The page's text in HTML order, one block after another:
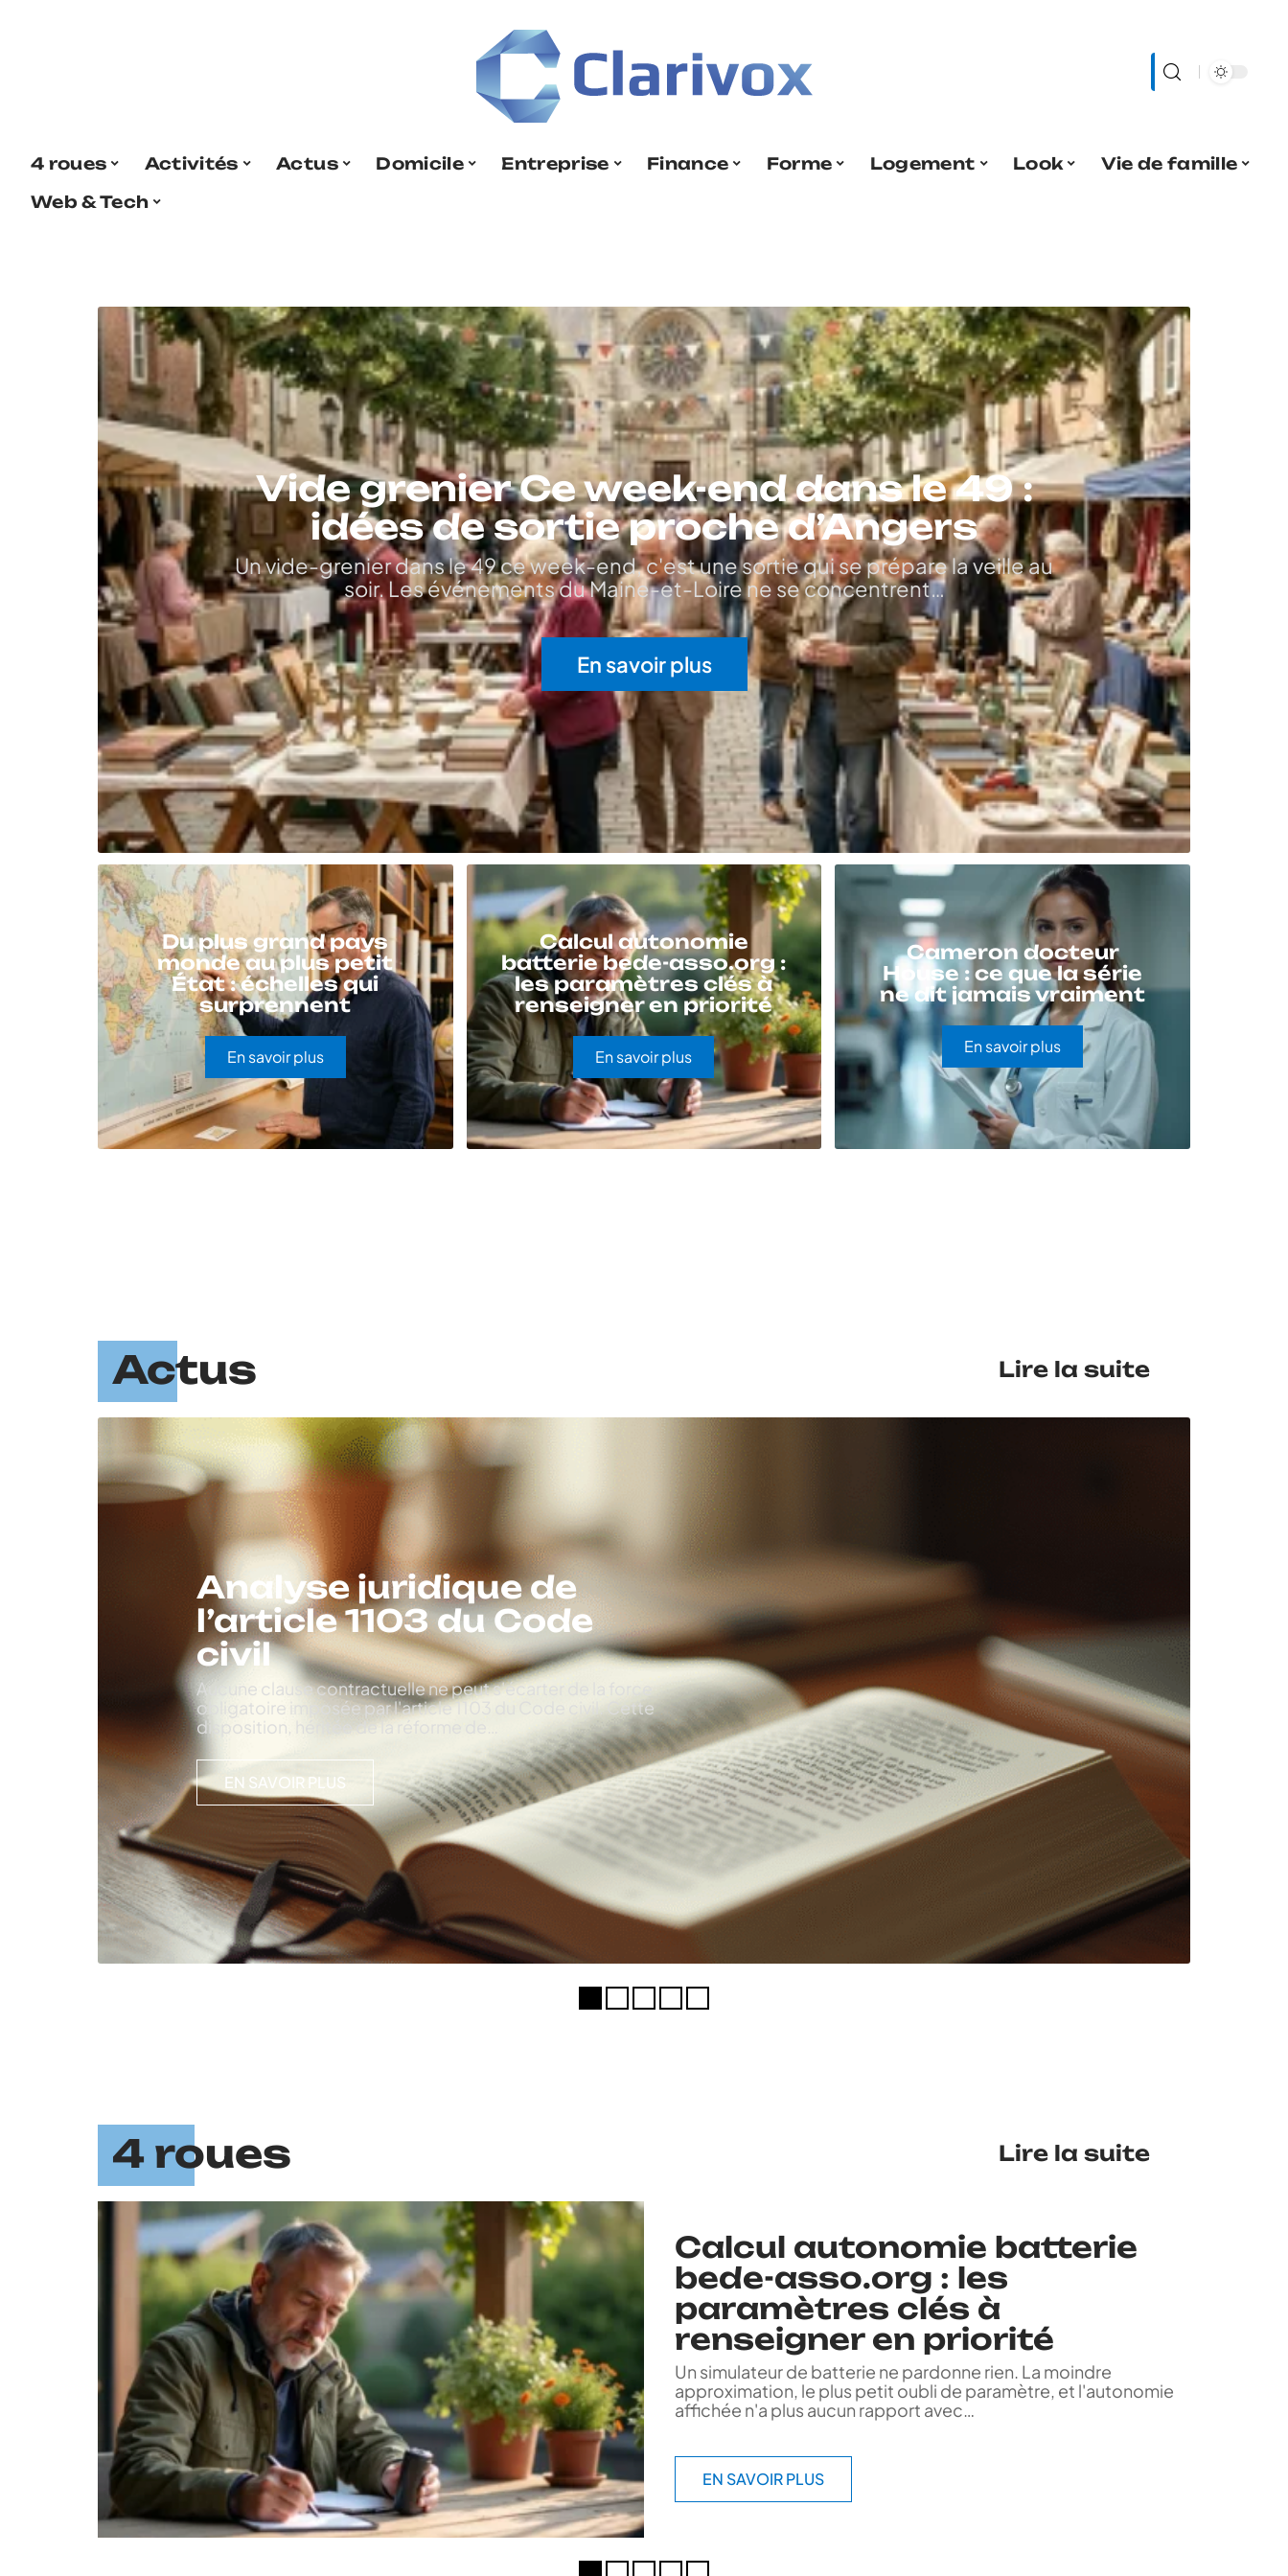
4 roues Activités Actus Domicile Entreprise Finance Forme Logement Look
Vie de famille
Web & Tech
Vide grenier Ce week-end dans le 49 :
idées de sortie proche d’Angers
Un vide-grenier dans le 49 ce week-end, c'est une sortie qui se prépare la veille au
soir. Les événements du Maine-et-Loire ne se concentrent…
En savoir plus
Du plus grand pays
monde au plus petit
État : échelles qui
surprennent
En savoir plus
Calcul autonomie
batterie bede-asso.org :
les paramètres clés à
renseigner en priorité
En savoir plus
Cameron docteur
House : ce que la série
ne dit jamais vraiment
En savoir plus
Actus Lire la suite
Analyse juridique de
l’article 1103 du Code
civil
Aucune clause contractuelle ne peut s'écarter de la force
obligatoire imposée par l'article 1103 du Code civil. Cette
disposition, héritée de la réforme de
EN SAVOIR PLUS
4 roues Lire la suite
Calcul autonomie batterie
bede-asso.org : les
paramètres clés à
renseigner en priorité
Un simulateur de batterie ne pardonne rien. La moindre
approximation, le plus petit oubli de paramètre, et l'autonomie
affichée n'a plus aucun rapport avec…
EN SAVOIR PLUS